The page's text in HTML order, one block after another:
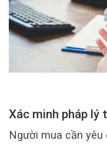
Xác minh pháp lý
Người mua cần yêu